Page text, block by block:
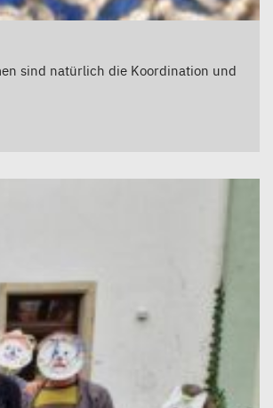
sind natürlich die Koordination und